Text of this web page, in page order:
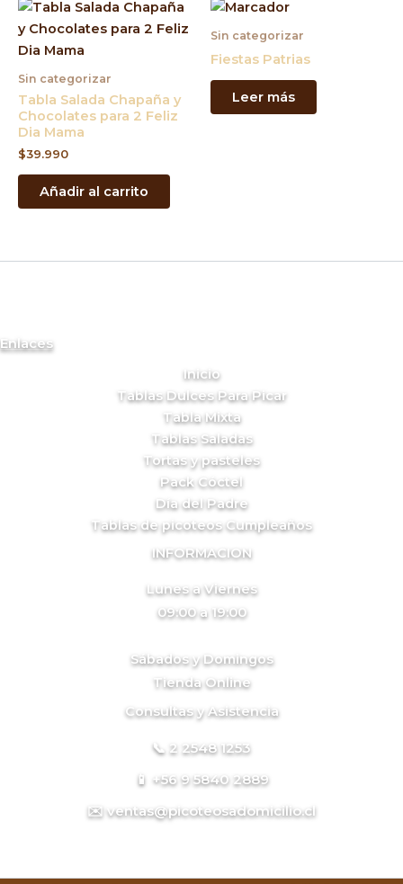
Sin categorizar
Tabla Salada Chapaña y
Chocolates para 2 Feliz
Dia Mama
$39.990
Añadir al carrito
Sin categorizar
Fiestas Patrias
Leer más
Enlaces
Inicio
Tablas Dulces Para Picar
Tabla Mixta
Tablas Saladas
Tortas y pasteles
Pack Cóctel
Día del Padre
Tablas de picoteos Cumpleaños
INFORMACION
Lunes a Viernes
09:00 a 19:00
Sábados y Domingos
Tienda Online
Consultas y Asistencia
📞 2 2548 1253
📱 +56 9 5840 2889
✉️ ventas@picoteosadomicilio.cl